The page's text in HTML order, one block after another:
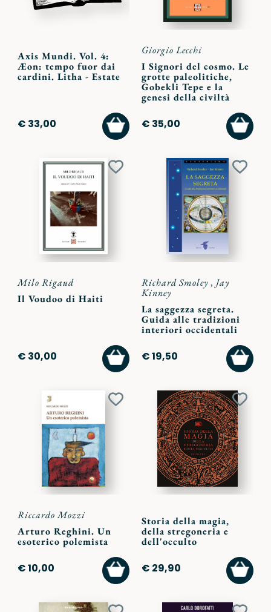
Axis Mundi. Vol. 4:
Æon: tempo fuor dai
cardini. Litha - Estate
€ 33,00
AGGIUNGI
AL
CARRELLO
Giorgio Lecchi
I Signori del cosmo. Le
grotte paleolitiche,
Gobekli Tepe e la
genesi della civiltà
€ 35,00
AL
Aggiungi
Milo Rigaud
Il Voudoo di Haiti
€ 30,00
AGGIUNGI
AL
CARRELLO
Richard Smoley, Jay
Kinney
La saggezza segreta.
Guida alle tradizioni
interiori occidentali
€ 19,50
AL
Aggiungi
Riccardo Mozzi
Arturo Reghini. Un
esoterico polemista
€ 10,00
AGGIUNGI
AL
CARRELLO
Storia della magia,
della stregoneria e
dell'occulto
€ 29,90
AL